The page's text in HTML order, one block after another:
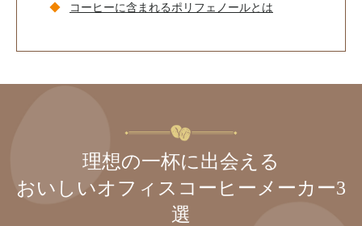
コーヒーに含まれるポリフェノールとは
理想の一杯に出会える
おいしいオフィスコーヒーメーカー3
選